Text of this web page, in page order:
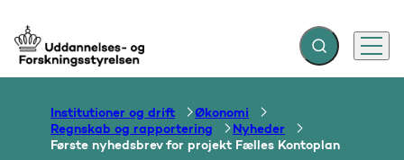
Gå til forsiden Fold søgefelt ud
Menu
Institutioner og drift
Økonomi
Regnskab og rapportering
Nyheder
Første nyhedsbrev for projekt Fælles Kontoplan